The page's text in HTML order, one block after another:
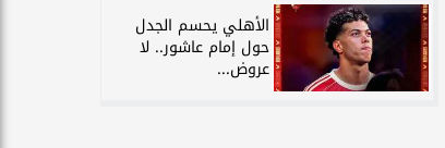
الأهلي يحسم الجدل
حول إمام عاشور.. لا
عروض...